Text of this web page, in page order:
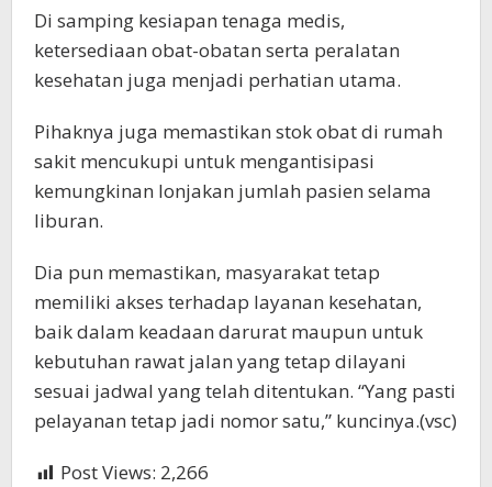
Di samping kesiapan tenaga medis,
ketersediaan obat-obatan serta peralatan
kesehatan juga menjadi perhatian utama.
Pihaknya juga memastikan stok obat di rumah
sakit mencukupi untuk mengantisipasi
kemungkinan lonjakan jumlah pasien selama
liburan.
Dia pun memastikan, masyarakat tetap
memiliki akses terhadap layanan kesehatan,
baik dalam keadaan darurat maupun untuk
kebutuhan rawat jalan yang tetap dilayani
sesuai jadwal yang telah ditentukan. “Yang pasti
pelayanan tetap jadi nomor satu,” kuncinya.(vsc)
Post Views: 2,266